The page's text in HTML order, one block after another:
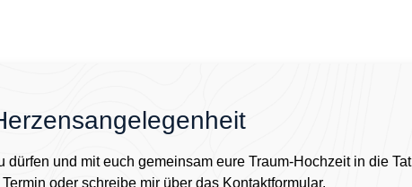
und mit euch gemeinsam eure Traum-Hochzeit in die Tat
oder schreibe mir über das Kontaktformular.